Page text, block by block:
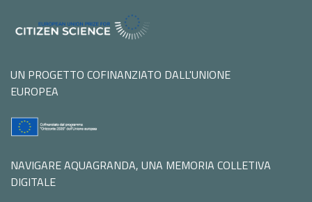
UN PROGETTO COFINANZIATO DALL'UNIONE
EUROPEA
NAVIGARE AQUAGRANDA, UNA MEMORIA COLLETIVA
DIGITALE